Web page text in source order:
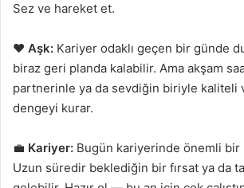
Sez ve hareket et.
❤️ Aşk: Kariyer odaklı geçen bir günde
biraz geri planda kalabilir. Ama akşam
partnerinle ya da sevdiğin biriyle kaliteli
dengeyi kurar.
💼 Kariyer: Bugün kariyerinde önemli bir
Uzun süredir beklediğin bir fırsat ya da